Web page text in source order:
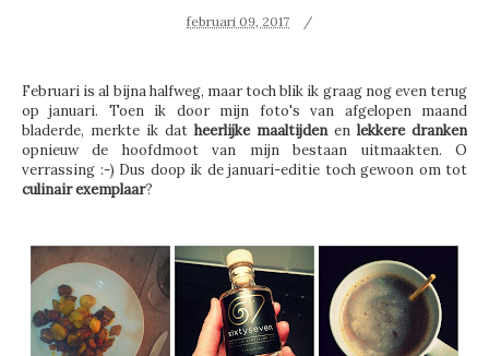
februari 09, 2017
Februari is al bijna halfweg, maar toch blik ik graag nog even terug
op januari. Toen ik door mijn foto's van afgelopen maand
bladerde, merkte ik dat heerlijke maaltijdenen lekkere dranken
opnieuw de hoofdmoot van mijn bestaan uitmaakten. O
verrassing :-) Dus doop ik de januari-editie toch gewoon om tot
culinair exemplaar?